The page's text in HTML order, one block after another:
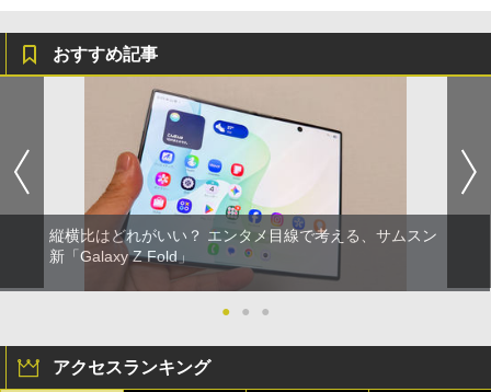
おすすめ記事
縦横比はどれがいい？ エンタメ目線で考える、サムスン
新「Galaxy Z Fold」
● ● ●
アクセスランキング